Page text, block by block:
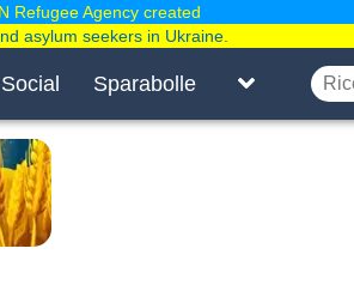
Social Sparabolle
Refugee Agency created
asylum seekers in Ukraine.